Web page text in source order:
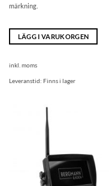
märkning.
LÄGG I VARUKORGEN
inkl. moms
Leveranstid: Finns i lager